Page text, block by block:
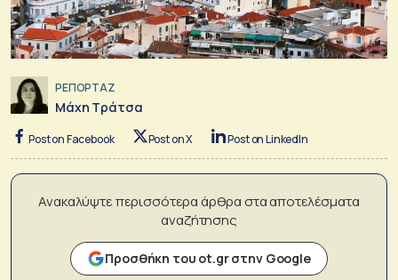
ΡΕΠΟΡΤΑΖ
Μάχη Τράτσα
Post on Facebook Post on X Post on LinkedIn
Ανακαλύψτε περισσότερα άρθρα στα αποτελέσματα
αναζήτησης
Προσθήκη του ot.gr στην Google